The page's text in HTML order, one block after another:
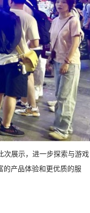
次展示，进一步探索与游戏
产品体验和更优质的服